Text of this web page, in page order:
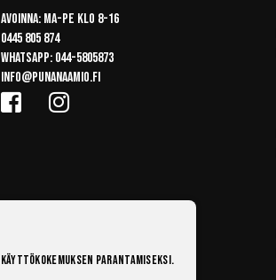
Avoinna: Ma-pe klo 8-16
0445 805 874
Whatsapp: 044-5805873
info@punanaamio.fi
parantamiseksi.